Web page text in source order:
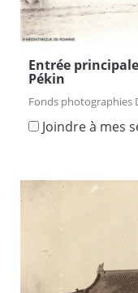
Entrée
Pékin
Fonds photographies
Joindre à mes